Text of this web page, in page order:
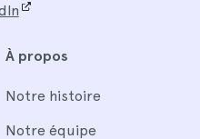
À propos
Notre histoire
Notre équipe